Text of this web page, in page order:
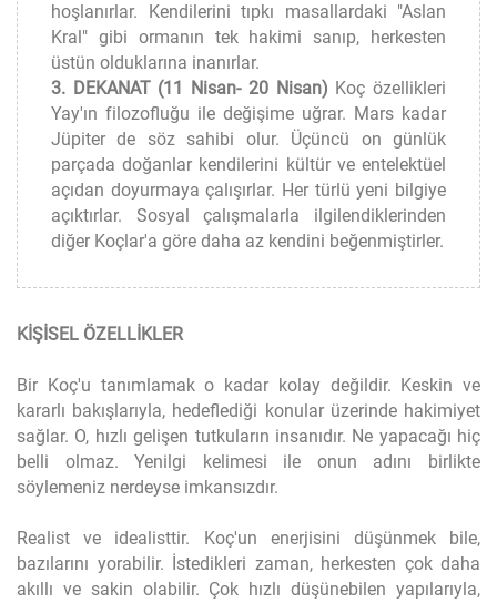
hoşlanırlar. Kendilerini tıpkı masallardaki "Aslan
Kral" gibi ormanın tek hakimi sanıp, herkesten
üstün olduklarına inanırlar.
3. DEKANAT (11 Nisan- 20 Nisan) Koç özellikleri
Yay'ın filozofluğu ile değişime uğrar. Mars kadar
Jüpiter de söz sahibi olur. Üçüncü on günlük
parçada doğanlar kendilerini kültür ve entelektüel
açıdan doyurmaya çalışırlar. Her türlü yeni bilgiye
açıktırlar. Sosyal çalışmalarla ilgilendiklerinden
diğer Koçlar'a göre daha az kendini beğenmiştirler.
KİŞİSEL ÖZELLİKLER
Bir Koç'u tanımlamak o kadar kolay değildir. Keskin ve
kararlı bakışlarıyla, hedeflediği konular üzerinde hakimiyet
sağlar. O, hızlı gelişen tutkuların insanıdır. Ne yapacağı hiç
belli olmaz. Yenilgi kelimesi ile onun adını birlikte
söylemeniz nerdeyse imkansızdır.
Realist ve idealisttir. Koç'un enerjisini düşünmek bile,
bazılarını yorabilir. İstedikleri zaman, herkesten çok daha
akıllı ve sakin olabilir. Çok hızlı düşünebilen yapılarıyla,